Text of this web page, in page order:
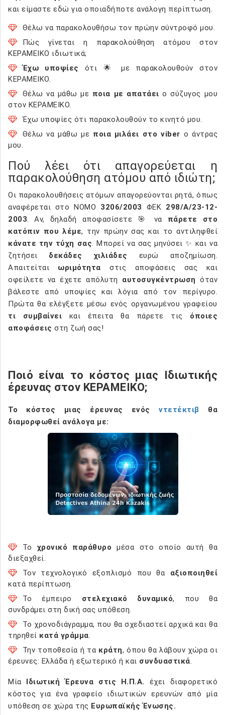
και είμαστε εδώ για οποιαδήποτε ανάλογη περίπτωση.
Θέλω να παρακολουθήσω τον πρώην σύντροφό μου.
Πώς γίνεται η παρακολούθηση ατόμου στον
ΚΕΡΑΜΕΙΚΟ ιδιωτικά;
Έχω υποψίες ότι 🌟 με παρακολουθούν στον
ΚΕΡΑΜΕΙΚΟ.
Θέλω να μάθω με ποια με απατάει ο σύζυγος μου
στον ΚΕΡΑΜΕΙΚΟ.
Έχω υποψίες ότι παρακολουθούν το κινητό μου.
Θέλω να μάθω με ποια μιλάει στο viber ο άντρας
μου.
Πού λέει ότι απαγορεύεται η
παρακολούθηση ατόμου από ιδιώτη;
Οι παρακολουθήσεις ατόμων απαγορεύονται ρητά, όπως
αναφέρεται στο ΝΟΜΟ 3206/2003 ΦΕΚ 298/Α/23-12-
2003. Αν, δηλαδή αποφασίσετε 🎯 να πάρετε στο
κατόπιν που λέμε, την πρώην σας και το αντιληφθεί
κάνατε την τύχη σας. Μπορεί να σας μηνύσει ✨ και να
ζητήσει δεκάδες χιλιάδες ευρώ αποζημίωση.
Απαιτείται ωριμότητα στις αποφάσεις σας και
οφείλετε να έχετε απόλυτη αυτοσυγκέντρωση όταν
βάλεστε από υποψίες και λόγια από τον περίγυρο.
Πρώτα θα ελέγξετε μέσω ενός οργανωμένου γραφείου
τι συμβαίνει και έπειτα θα πάρετε τις όποιες
αποφάσεις στη ζωή σας!
Ποιό είναι το κόστος μιας Ιδιωτικής
έρευνας στον ΚΕΡΑΜΕΙΚΟ;
Το κόστος μιας έρευνας ενόςντετέκτιβ θα
διαμορφωθεί ανάλογα με:
Το χρονικό παράθυρο μέσα στο οποίο αυτή θα
διεξαχθεί.
Τον τεχνολογικό εξοπλισμό που θα αξιοποιηθεί
κατά περίπτωση.
Το έμπειρο στελεχιακό δυναμικό, που θα
συνδράμει στη δική σας υπόθεση.
Το χρονοδιάγραμμα, που θα σχεδιαστεί αρχικά και θα
τηρηθεί κατά γράμμα.
Την τοποθεσία ή τα κράτη, όπου θα λάβουν χώρα οι
έρευνες: Ελλάδα ή εξωτερικό ή και συνδυαστικά.
Μία Ιδιωτική Έρευνα στις Η.Π.Α.
έχει διαφορετικό
κόστος για ένα γραφείο ιδιωτικών ερευνών από μία
υπόθεση σε χώρα της Ευρωπαϊκής Ένωσης.